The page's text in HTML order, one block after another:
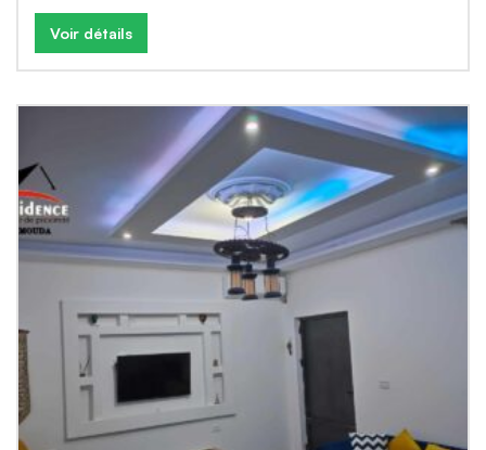
Voir détails